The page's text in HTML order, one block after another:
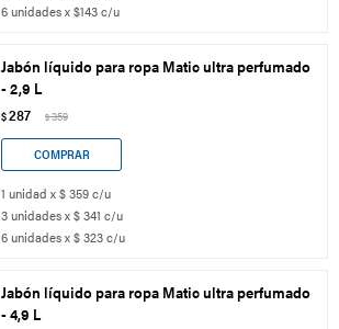
6 unidades x $143 c/u
Jabón líquido para ropa Matic ultra perfumado
- 2,9 L
$287 $359
1 unidad x $ 359 c/u
3 unidades x $ 341 c/u
6 unidades x $ 323 c/u
Jabón líquido para ropa Matic ultra perfumado
- 4,9 L